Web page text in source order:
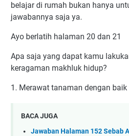
belajar di rumah bukan hanya
jawabannya saja ya.
Ayo berlatih halaman 20 dan 21
Apa saja yang dapat kamu
keragaman makhluk hidup?
1. Merawat tanaman dengan baik
BACA JUGA
Jawaban Halaman 152 Sebab